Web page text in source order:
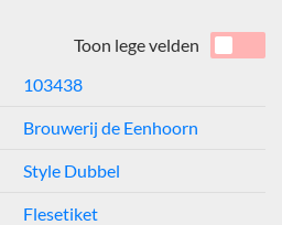
Toon lege velden
103438
Brouwerij de Eenhoorn
Style Dubbel
Flesetiket